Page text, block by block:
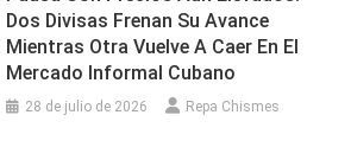
Dos Divisas Frenan Su Avance
Mientras Otra Vuelve A Caer En El
Mercado Informal Cubano
28 de julio de 2026 Repa Chismes